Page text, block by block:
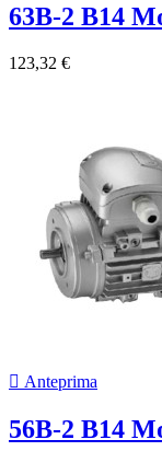
63B-2 B14
123,32 €
 Anteprima
56B-2 B14